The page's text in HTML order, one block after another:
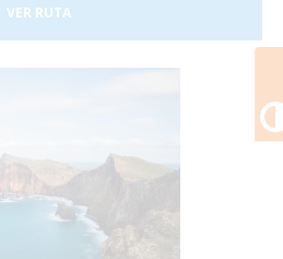
Malta consta con tres islas
Gozo y Comino. No lo dudes
VER RUTA